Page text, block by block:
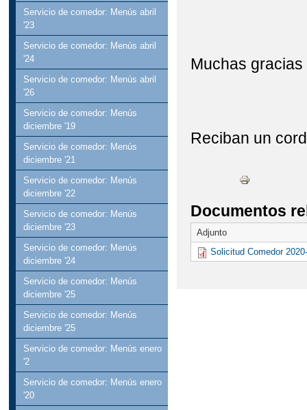
Servicio de comedor: Menús abril
'23
Servicio de comedor: Menús abril
'24
Servicio de comedor: Menús abril
'26
Servicio de comedor: Menús
diciembre '19
Servicio de comedor: Menús
diciembre '21
Servicio de comedor: Menús
diciembre '22
Servicio de comedor: Menús
diciembre '23
Servicio de comedor: Menús
diciembre '24
Servicio de comedor: Menús
diciembre '25
Servicio de comedor: Menús
diciembre '25
Servicio de comedor: Menús enero
'2
Servicio de comedor: Menús enero
'20
Muchas
Reciban un
Documentos
Adjunto
Solicitud Comedor